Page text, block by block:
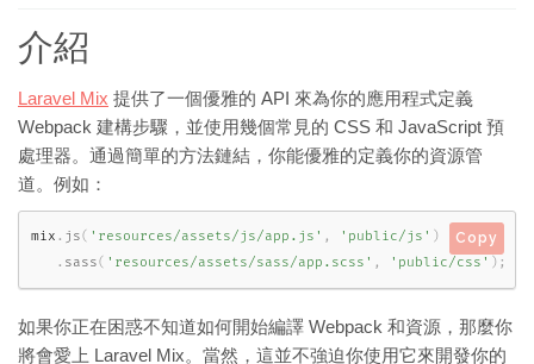
介紹
Laravel Mix 提供了一個優雅的 API 來為你的應用程式定義
Webpack 建構步驟，並使用幾個常見的 CSS 和 JavaScript 預
處理器。通過簡單的方法鏈結，你能優雅的定義你的資源管
道。例如：
mix . js( 'resources/assets/js/app.js' , 'public/js' )
. sass( 'resources/assets/sass/app.scss' , 'public/css' ) ;
Copy
如果你正在困惑不知道如何開始編譯 Webpack 和資源，那麼你
將會愛上 Laravel Mix。當然，這並不強迫你使用它來開發你的